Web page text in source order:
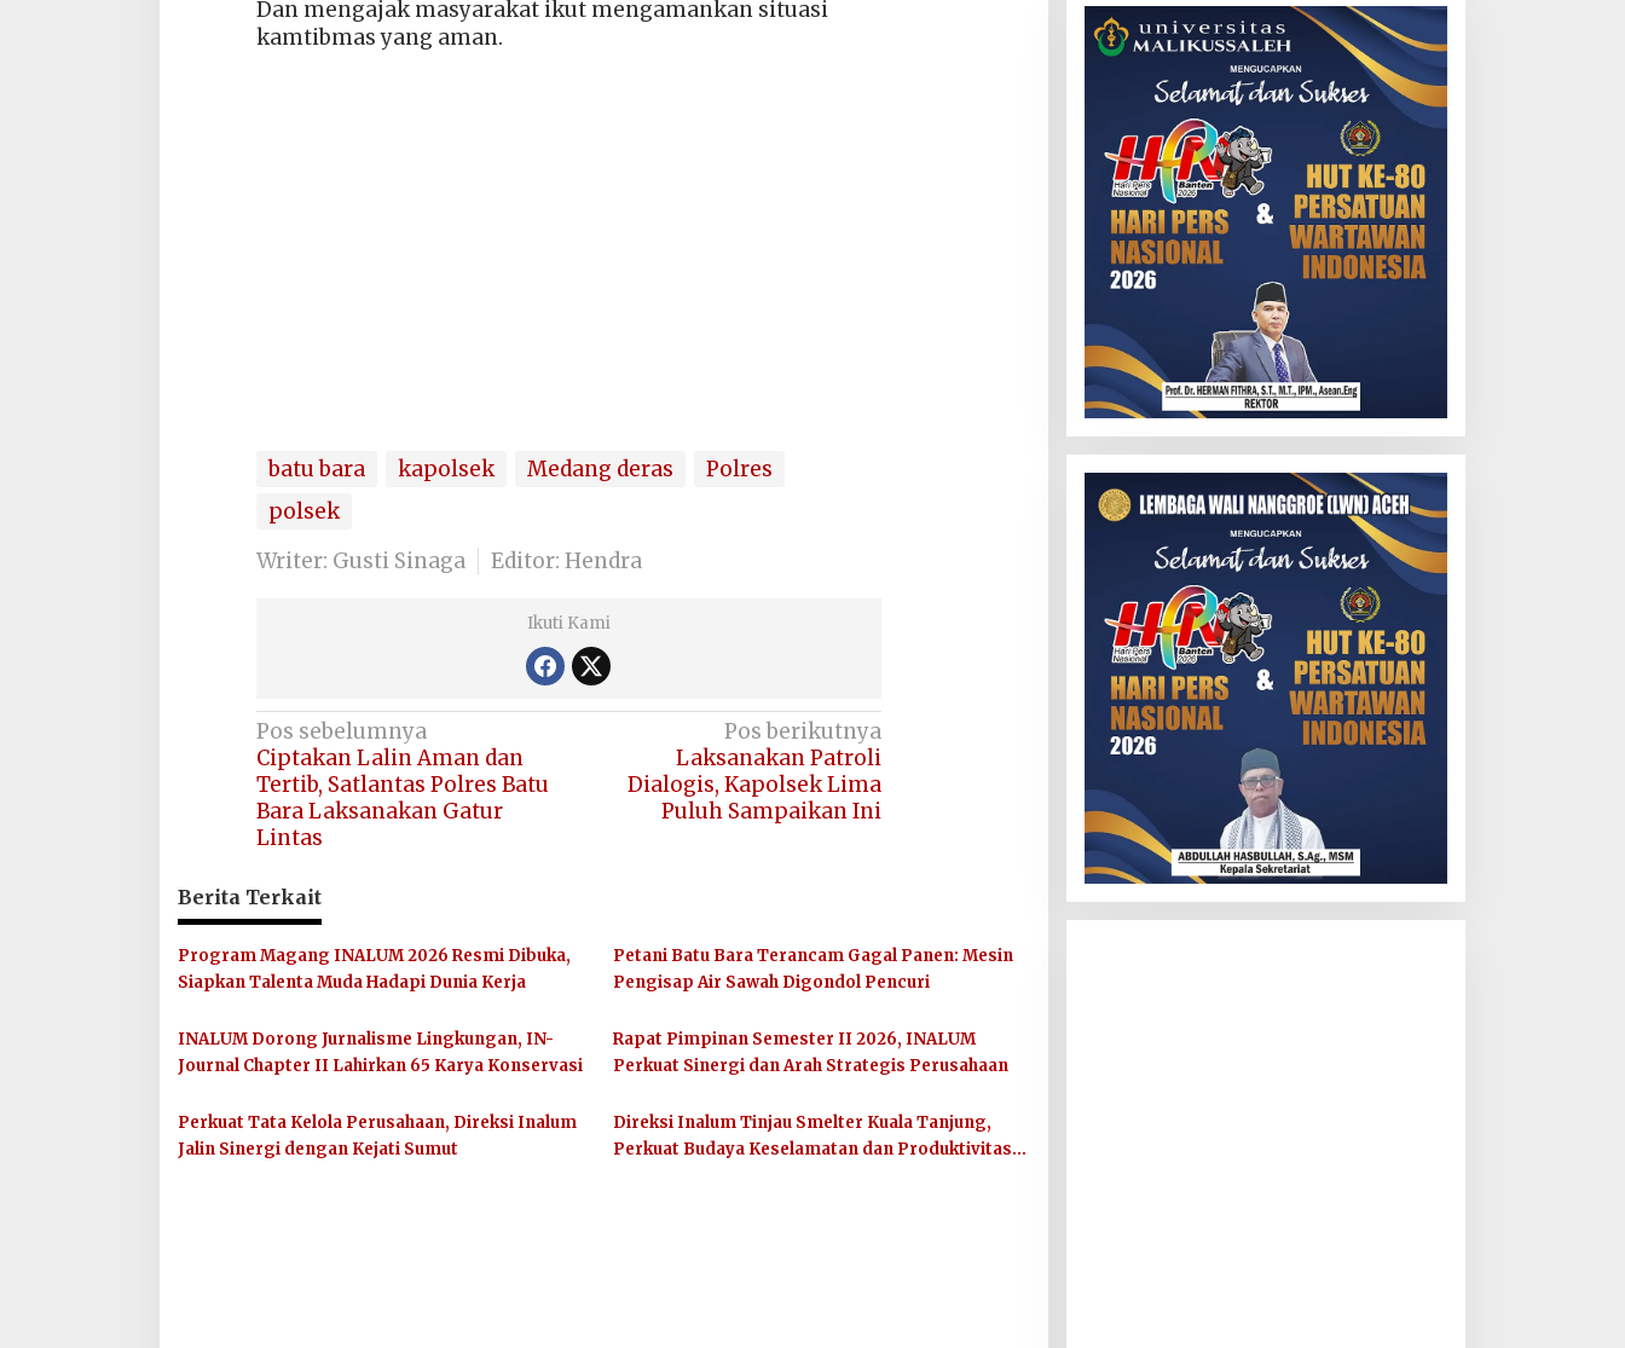
Dan mengajak masyarakat ikut mengamankan situasi
kamtibmas yang aman.
batu bara kapolsek Medang deras
Polres
polsek
Writer: Gusti Sinaga
Editor: Hendra
Ikuti Kami
Navigasi
pos
Pos sebelumnya
Ciptakan Lalin Aman dan
Tertib, Satlantas Polres Batu
Bara Laksanakan Gatur
Lintas
Pos berikutnya
Laksanakan Patroli
Dialogis, Kapolsek Lima
Puluh Sampaikan Ini
Berita Terkait
Program Magang INALUM 2026 Resmi Dibuka,
Siapkan Talenta Muda Hadapi Dunia Kerja
Petani Batu Bara Terancam Gagal Panen: Mesin
Pengisap Air Sawah Digondol Pencuri
INALUM Dorong Jurnalisme Lingkungan, IN-
Journal Chapter II Lahirkan 65 Karya Konservasi
Rapat Pimpinan Semester II 2026, INALUM
Perkuat Sinergi dan Arah Strategis Perusahaan
Perkuat Tata Kelola Perusahaan, Direksi Inalum
Jalin Sinergi dengan Kejati Sumut
Direksi Inalum Tinjau Smelter Kuala Tanjung,
Perkuat Budaya Keselamatan dan Produktivitas